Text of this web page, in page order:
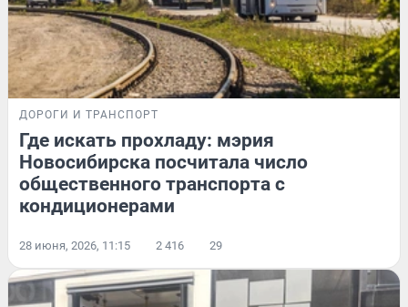
ДОРОГИ И ТРАНСПОРТ
Где искать прохладу: мэрия
Новосибирска посчитала число
общественного транспорта с
кондиционерами
28 июня, 2026, 11:15 2 416 29